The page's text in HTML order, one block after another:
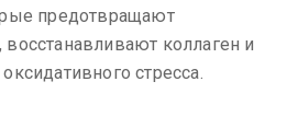
предотвращают
коллаген и
стресса.